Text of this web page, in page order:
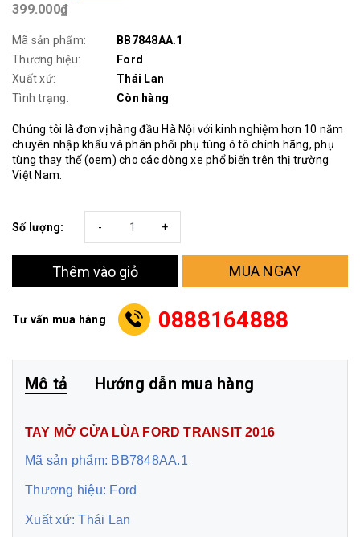
399.000₫
Mã sản phẩm:
BB7848AA.1
Thương hiệu:
Ford
Xuất xứ:
Thái Lan
Tình trạng:
Còn hàng
Chúng tôi là đơn vị hàng đầu Hà Nội với kinh nghiệm hơn 10 năm
chuyên nhập khẩu và phân phối phụ tùng ô tô chính hãng, phụ
tùng thay thế (oem) cho các dòng xe phổ biến trên thị trường
Việt Nam.
Số lượng: +
-
Thêm vào giỏ MUA NGAY
Tư vấn mua hàng 0888164888
Mô tả Hướng dẫn mua hàng
TAY MỞ CỬA LÙA FORD TRANSIT 2016
Mã sản phẩm: BB7848AA.1
Thương hiệu: Ford
Xuất xứ: Thái Lan